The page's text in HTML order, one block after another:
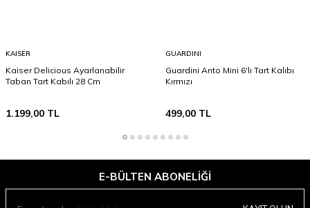
KAISER
Kaiser Delicious Ayarlanabilir
Taban Tart Kabılı 28 Cm
1.199,00 TL
GUARDINI
Guardini Anto Mini 6'lı Tart Kalıbı
Kırmızı
499,00 TL
E-BÜLTEN ABONELIĞI